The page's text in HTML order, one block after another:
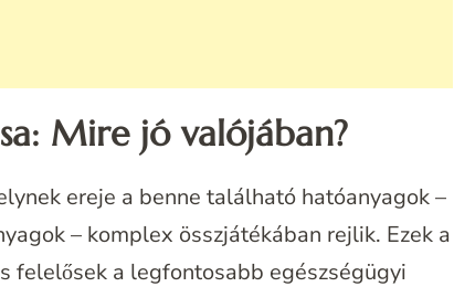
Mire jó valójában?
ereje a benne található hatóanyagok –
– komplex összjátékában rejlik. Ezek a
felelősek a legfontosabb egészségügyi